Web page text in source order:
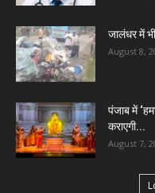
जालंधर में
August 8,
पंजाब में
कराएगी...
August 7,